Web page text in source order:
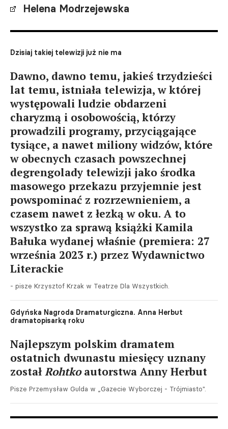
Helena Modrzejewska
Dzisiaj takiej telewizji już nie ma
Dawno, dawno temu, jakieś trzydzieści
lat temu, istniała telewizja, w której
występowali ludzie obdarzeni
charyzmą i osobowością, którzy
prowadzili programy, przyciągające
tysiące, a nawet miliony widzów, które
w obecnych czasach powszechnej
degrengolady telewizji jako środka
masowego przekazu przyjemnie jest
powspominać z rozrzewnieniem, a
czasem nawet z łezką w oku. A to
wszystko za sprawą książki Kamila
Bałuka wydanej właśnie (premiera: 27
września 2023 r.) przez Wydawnictwo
Literackie
- pisze Krzysztof Krzak w Teatrze Dla Wszystkich.
Gdyńska Nagroda Dramaturgiczna. Anna Herbut
dramatopisarką roku
Najlepszym polskim dramatem
ostatnich dwunastu miesięcy uznany
został Rohtkoautorstwa Anny Herbut
Pisze Przemysław Gulda w „Gazecie Wyborczej - Trójmiasto".